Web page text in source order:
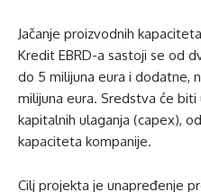
Jačanje proizvodnih kapaciteta
Kredit EBRD-a sastoji se od
do 5 milijuna eura i dodatne,
milijuna eura. Sredstva će biti
kapitalnih ulaganja (capex),
kapaciteta kompanije.
Cilj projekta je unapređenje